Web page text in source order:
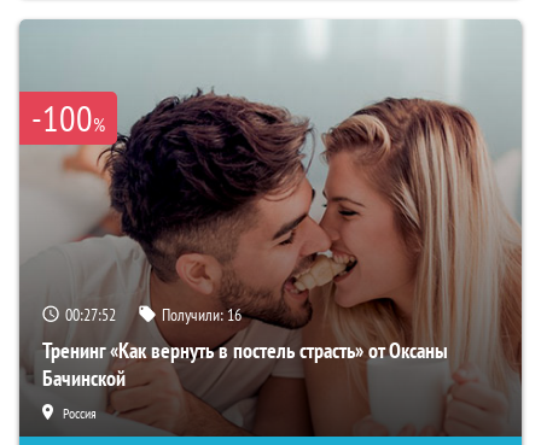
-100%
00:27:51 Получили:16
Тренинг «Как вернуть в постель страсть» от Оксаны
Бачинской
Россия